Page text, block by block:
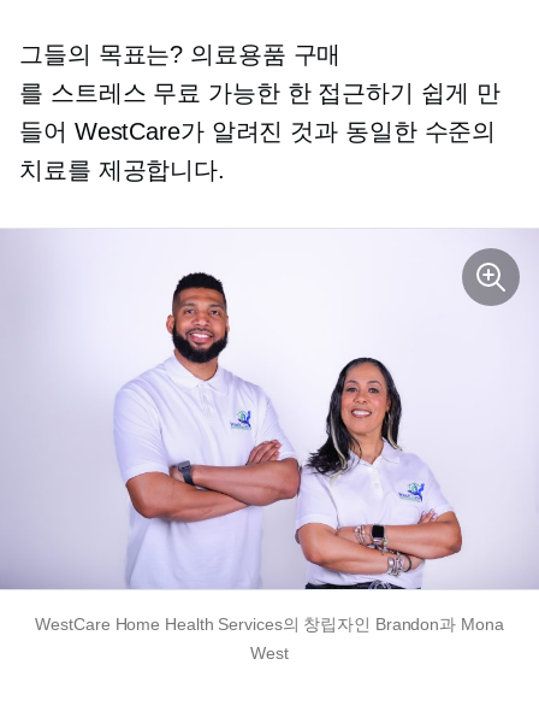
그들의 목표는? 의료용품 구매
를 스트레스 무료 가능한 한 접근하기 쉽게 만
들어 WestCare가 알려진 것과 동일한 수준의
치료를 제공합니다.
WestCare Home Health Services의 창립자인 Brandon과 Mona
West